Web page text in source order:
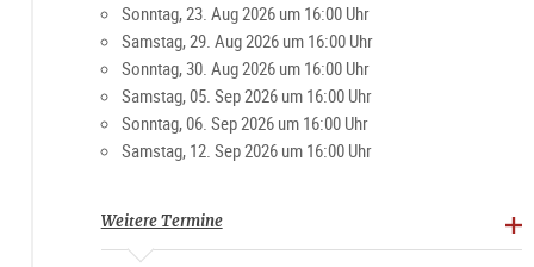
Sonntag, 23. Aug 2026 um 16:00 Uhr
Samstag, 29. Aug 2026 um 16:00 Uhr
Sonntag, 30. Aug 2026 um 16:00 Uhr
Samstag, 05. Sep 2026 um 16:00 Uhr
Sonntag, 06. Sep 2026 um 16:00 Uhr
Samstag, 12. Sep 2026 um 16:00 Uhr
Weitere Termine